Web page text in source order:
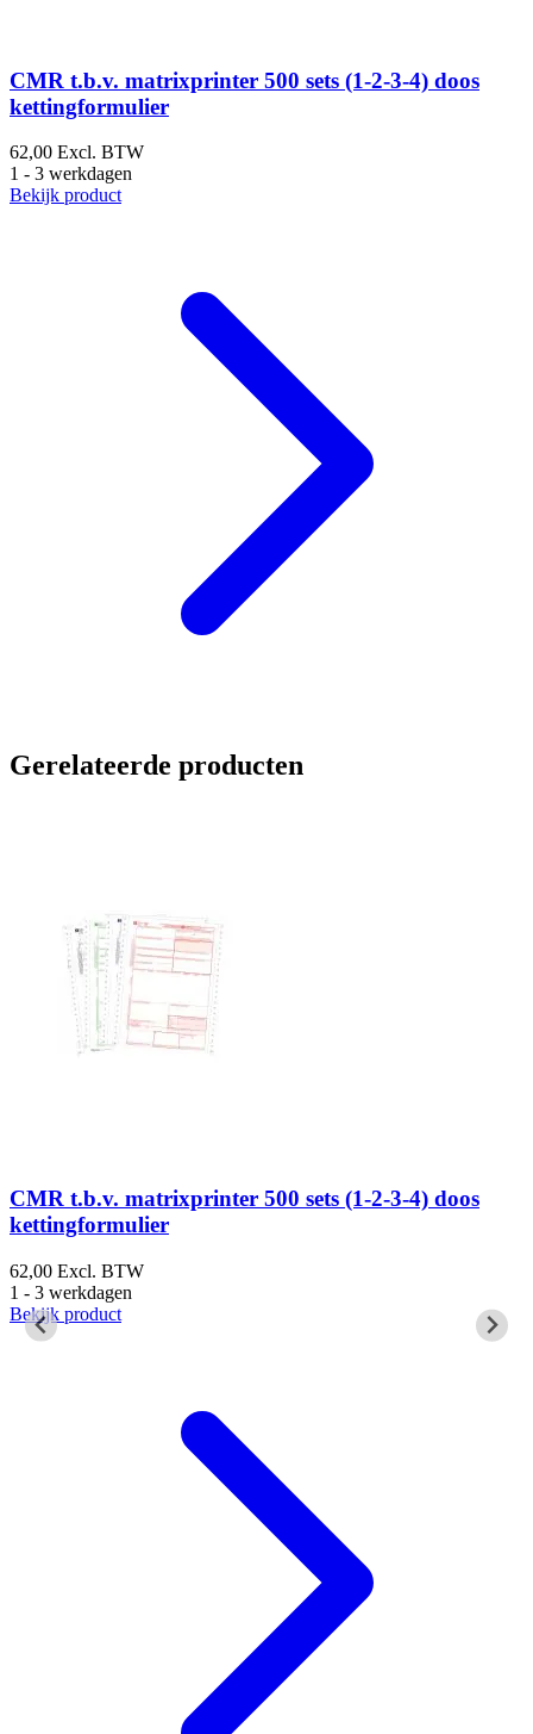
CMR t.b.v. matrixprinter 500 sets (1-2-3-4) doos
kettingformulier
62,00 Excl. BTW
1 - 3 werkdagen
Bekijk product
Gerelateerde producten
CMR t.b.v. matrixprinter 500 sets (1-2-3-4) doos
kettingformulier
62,00 Excl. BTW
1 - 3 werkdagen
Bekijk product